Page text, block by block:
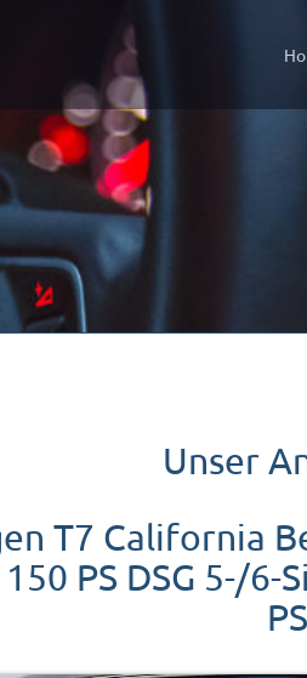
Unser
T7 California
PS DSG 5-/6-
PS